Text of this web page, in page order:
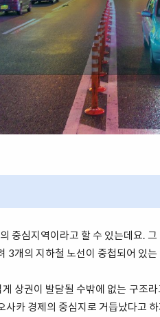
중심지역이라고 할 수 있는데요.
3개의 지하철 노선이 중첩되어 있
상권이 발달될 수밖에 없는 구조
사카 경제의 중심지로 거듭났다고